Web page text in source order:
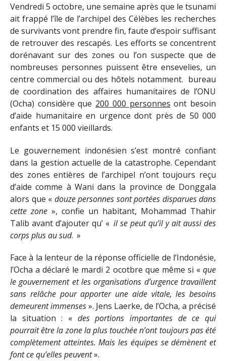
Vendredi 5 octobre, une semaine après que le tsunami
ait frappé l’île de l’archipel des Célèbes les recherches
de survivants vont prendre fin, faute d’espoir suffisant
de retrouver des rescapés. Les efforts se concentrent
dorénavant sur des zones ou l’on suspecte que de
nombreuses personnes puissent être ensevelies, un
centre commercial ou des hôtels notamment. bureau
de coordination des affaires humanitaires de l’ONU
(Ocha) considère que 200 000 personnes ont besoin
d’aide humanitaire en urgence dont près de 50 000
enfants et 15 000 vieillards.
Le gouvernement indonésien s’est montré confiant
dans la gestion actuelle de la catastrophe. Cependant
des zones entières de l’archipel n’ont toujours reçu
d’aide comme à Wani dans la province de Donggala
alors que « douze personnes sont portées disparues dans
cette zone », confie un habitant, Mohammad Thahir
Talib avant d’ajouter qu’ « il se peut qu’il y ait aussi des
corps plus au sud. »
Face à la lenteur de la réponse officielle de l’Indonésie,
l’Ocha a déclaré le mardi 2 ocotbre que même si « que
le gouvernement et les organisations d’urgence travaillent
sans relâche pour apporter une aide vitale, les besoins
demeurent immenses». Jens Laerke, de l’Ocha, a précisé
la situation : « des portions importantes de ce qui
pourrait être la zone la plus touchée n’ont toujours pas été
complètement atteintes. Mais les équipes se démènent et
font ce qu’elles peuvent».